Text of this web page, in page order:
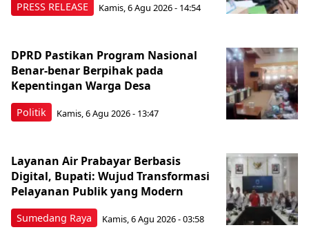
PRESS RELEASE Kamis, 6 Agu 2026 - 14:54
Politik
DPRD Pastikan Program Nasional
Benar-benar Berpihak pada
Kepentingan Warga Desa
Kamis, 6 Agu 2026 - 13:47
Sumedang Raya
Layanan Air Prabayar Berbasis
Digital, Bupati: Wujud Transformasi
Pelayanan Publik yang Modern
Kamis, 6 Agu 2026 - 03:58